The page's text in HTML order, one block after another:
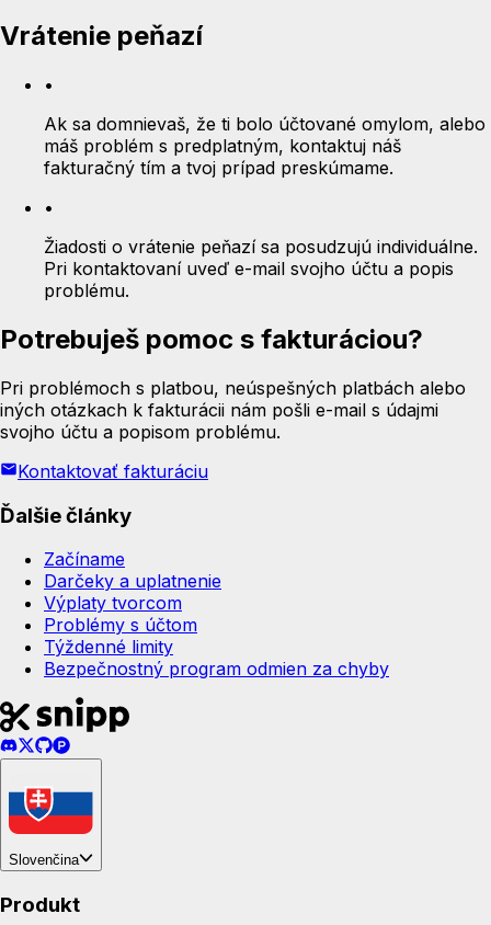
Vrátenie peňazí
•
Ak sa domnievaš, že ti bolo účtované omylom, alebo
máš problém s predplatným, kontaktuj náš
fakturačný tím a tvoj prípad preskúmame.
•
Žiadosti o vrátenie peňazí sa posudzujú individuálne.
Pri kontaktovaní uveď e-mail svojho účtu a popis
problému.
Potrebuješ pomoc s fakturáciou?
Pri problémoch s platbou, neúspešných platbách alebo
iných otázkach k fakturácii nám pošli e-mail s údajmi
svojho účtu a popisom problému.
Kontaktovať fakturáciu
Ďalšie články
Začíname
Darčeky a uplatnenie
Výplaty tvorcom
Problémy s účtom
Týždenné limity
Bezpečnostný program odmien za chyby
Slovenčina
Produkt